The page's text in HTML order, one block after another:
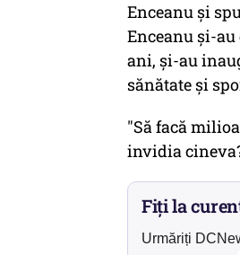
Enceanu și
Enceanu și-
ani, și-au
sănătate și
"Să facă
invidia
Fiți la
Urmăriți